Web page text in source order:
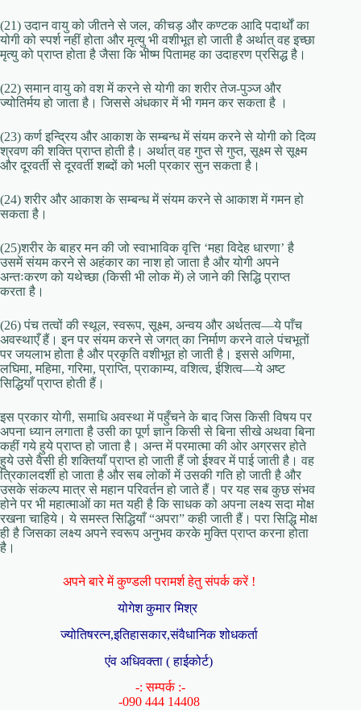
(21) उदान वायु को जीतने से जल, कीचड़ और कण्टक आदि पदार्थों का
योगी को स्पर्श नहीं होता और मृत्यु भी वशीभूत हो जाती है अर्थात् वह इच्छा
मृत्यु को प्राप्त होता है जैसा कि भीष्म पितामह का उदाहरण प्रसिद्ध है।
(22) समान वायु को वश में करने से योगी का शरीर तेज-पुञ्ज और
ज्योतिर्मय हो जाता है। जिससे अंधकार में भी गमन कर सकता है ।
(23) कर्ण इन्द्रिय और आकाश के सम्बन्ध में संयम करने से योगी को दिव्य
श्रवण की शक्ति प्राप्त होती है। अर्थात् वह गुप्त से गुप्त, सूक्ष्म से सूक्ष्म
और दूरवर्ती से दूरवर्ती शब्दों को भली प्रकार सुन सकता है।
(24) शरीर और आकाश के सम्बन्ध में संयम करने से आकाश में गमन हो
सकता है।
(25)शरीर के बाहर मन की जो स्वाभाविक वृत्ति ‘महा विदेह धारणा’ है
उसमें संयम करने से अहंकार का नाश हो जाता है और योगी अपने
अन्तःकरण को यथेच्छा (किसी भी लोक में) ले जाने की सिद्धि प्राप्त
करता है।
(26) पंच तत्वों की स्थूल, स्वरूप, सूक्ष्म, अन्वय और अर्थतत्व—ये पाँच
अवस्थाएँ हैं। इन पर संयम करने से जगत् का निर्माण करने वाले पंचभूतों
पर जयलाभ होता है और प्रकृति वशीभूत हो जाती है। इससे अणिमा,
लघिमा, महिमा, गरिमा, प्राप्ति, प्राकाम्य, वशित्व, ईशित्व—ये अष्ट
सिद्धियाँ प्राप्त होती हैं।
इस प्रकार योगी, समाधि अवस्था में पहुँचने के बाद जिस किसी विषय पर
अपना ध्यान लगाता है उसी का पूर्ण ज्ञान किसी से बिना सीखे अथवा बिना
कहीं गये हुये प्राप्त हो जाता है। अन्त में परमात्मा की ओर अग्रसर होते
हुये उसे वैसी ही शक्तियाँ प्राप्त हो जाती हैं जो ईश्वर में पाई जाती है। वह
त्रिकालदर्शी हो जाता है और सब लोकों में उसकी गति हो जाती है और
उसके संकल्प मात्र से महान परिवर्तन हो जाते हैं। पर यह सब कुछ संभव
होने पर भी महात्माओं का मत यही है कि साधक को अपना लक्ष्य सदा मोक्ष
रखना चाहिये। ये समस्त सिद्धियाँ “अपरा” कही जाती हैं। परा सिद्धि मोक्ष
ही है जिसका लक्ष्य अपने स्वरूप अनुभव करके मुक्ति प्राप्त करना होता
है।
अपने बारे में कुण्डली परामर्श हेतु संपर्क करें !
योगेश कुमार मिश्र
ज्योतिषरत्न,इतिहासकार,संवैधानिक शोधकर्ता
एंव अधिवक्ता ( हाईकोर्ट)
-: सम्पर्क :-
-090 444 14408